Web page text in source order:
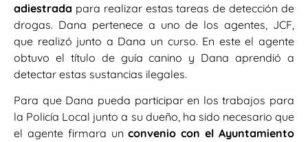
adiestrada para realizar estas tareas de detección de
drogas. Dana pertenece a uno de los agentes, JCF,
que realizó junto a Dana un curso. En este el agente
obtuvo el título de guía canino y Dana aprendió a
detectar estas sustancias ilegales.
Para que Dana pueda participar en los trabajos para
la Policía Local junto a su dueño, ha sido necesario que
el agente firmara unconvenio con el Ayuntamiento